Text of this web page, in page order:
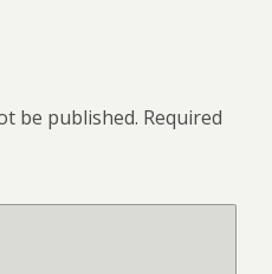
be published. Required